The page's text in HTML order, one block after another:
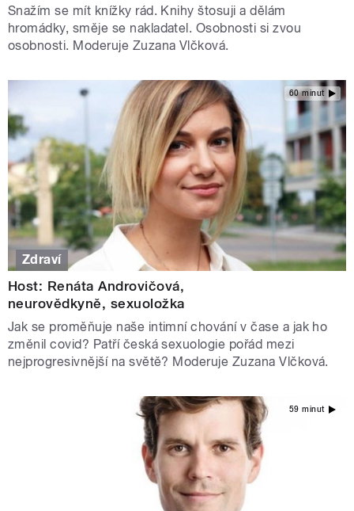
Snažím se mít knížky rád. Knihy štosuji a dělám
hromádky, směje se nakladatel. Osobnosti si zvou
osobnosti. Moderuje Zuzana Vlčková.
60 minut
Zdraví
Host: Renáta Androvičová,
neurovědkyně, sexuoložka
Jak se proměňuje naše intimní chování v čase a jak ho
změnil covid? Patří česká sexuologie pořád mezi
nejprogresivnější na světě? Moderuje Zuzana Vlčková.
59 minut